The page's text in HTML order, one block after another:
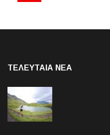
ΤΕΛΕΥΤΑΙΑ NEA